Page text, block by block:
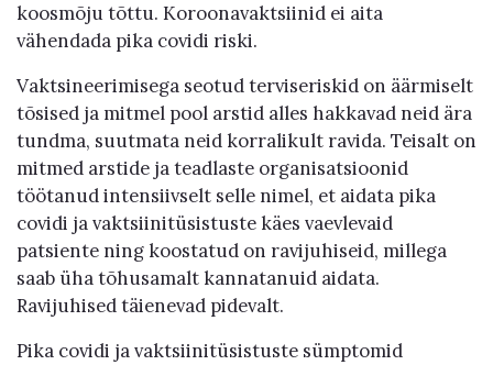
koosmõju tõttu. Koroonavaktsiinid ei aita
vähendada pika covidi riski.
Vaktsineerimisega seotud terviseriskid on äärmiselt
tõsised ja mitmel pool arstid alles hakkavad neid ära
tundma, suutmata neid korralikult ravida. Teisalt on
mitmed arstide ja teadlaste organisatsioonid
töötanud intensiivselt selle nimel, et aidata pika
covidi ja vaktsiinitüsistuste käes vaevlevaid
patsiente ning koostatud on ravijuhiseid, millega
saab üha tõhusamalt kannatanuid aidata.
Ravijuhised täienevad pidevalt.
Pika covidi ja vaktsiinitüsistuste sümptomid